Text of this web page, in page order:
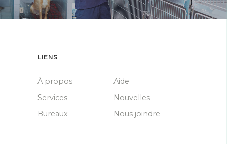
LIENS
À propos
Aide
Services
Nouvelles
Bureaux
Nous joindre